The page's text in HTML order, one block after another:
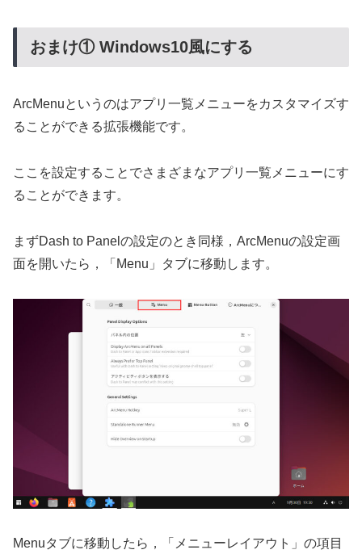
おまけ① Windows10風にする
ArcMenuというのはアプリ一覧メニューをカスタマイズす
ることができる拡張機能です。
ここを設定することでさまざまなアプリ一覧メニューにす
ることができます。
まずDash to Panelの設定のとき同様，ArcMenuの設定画
面を開いたら，「Menu」タブに移動します。
Menuタブに移動したら，「メニューレイアウト」の項目